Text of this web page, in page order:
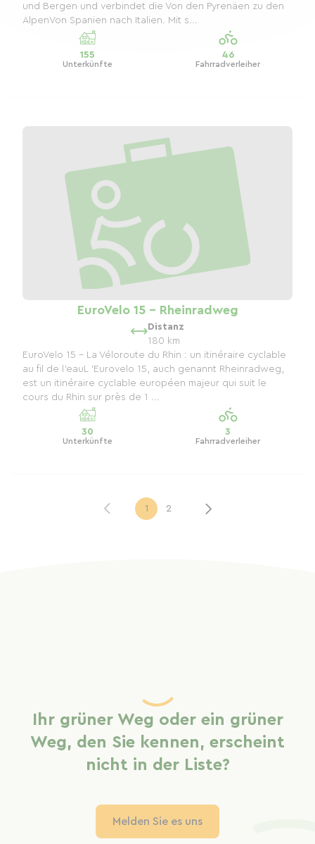
und Bergen und verbindet die Von den Pyrenäen zu den
AlpenVon Spanien nach Italien. Mit s...
155
Unterkünfte
46
Fahrradverleiher
EuroVelo 15 - Rheinradweg
Distanz
180 km
EuroVelo 15 – La Véloroute du Rhin : un itinéraire cyclable
au fil de l’eauL 'Eurovelo 15, auch genannt Rheinradweg,
est un itinéraire cyclable européen majeur qui suit le
cours du Rhin sur près de 1 ...
30
Unterkünfte
3
Fahrradverleiher
1 2
Ihr grüner Weg oder ein grüner
Weg, den Sie kennen, erscheint
nicht in der Liste?
Melden Sie es uns